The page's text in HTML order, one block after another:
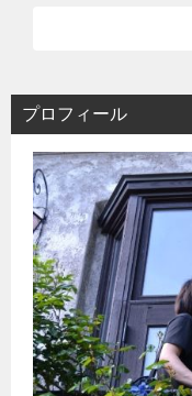
プロフィール